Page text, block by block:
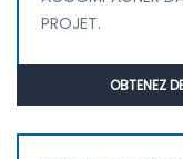
PROJET.
OBTENEZ